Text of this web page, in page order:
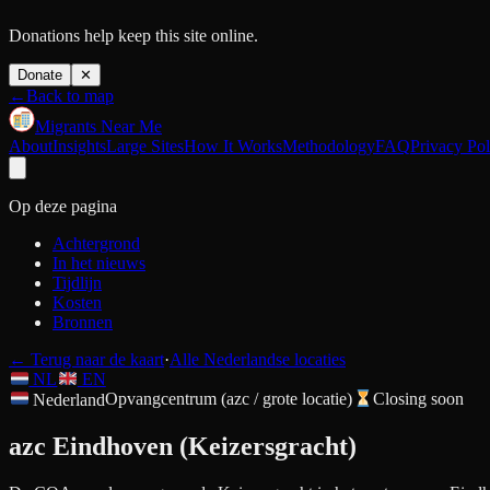
Donations help keep this site online.
Donate ✕
←Back to map
Migrants Near Me
AboutInsightsLarge SitesHow It WorksMethodologyFAQPrivacy
Op deze pagina
Achtergrond
In het nieuws
Tijdlijn
Kosten
Bronnen
← Terug naar de kaart·Alle Nederlandse locaties
NL
EN
NederlandOpvangcentrum (azc / grote locatie) Closing soon
azc Eindhoven (Keizersgracht)